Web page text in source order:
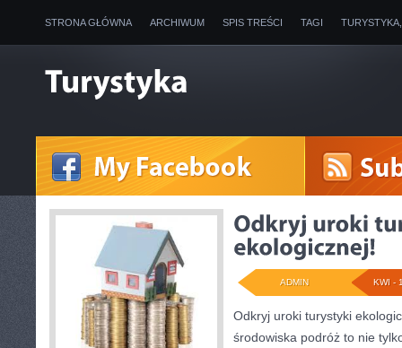
STRONA GŁÓWNA ARCHIWUM SPIS TREŚCI TAGI
KWI -
ADMIN
Odkryj uroki turystyki
środowiska podróż to nie